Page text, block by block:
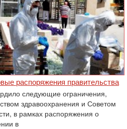
распоряжения правительства
следующие ограничения,
здравоохранения и Советом
в рамках распоряжения о
в